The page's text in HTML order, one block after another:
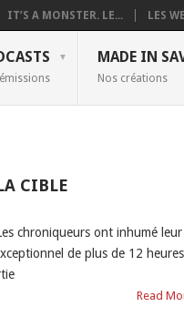
IT’S A MONSTER. LE... LES
MADE IN
Nos créations
CIBLE
chroniqueurs ont inhumé leur
de plus de 12
Read